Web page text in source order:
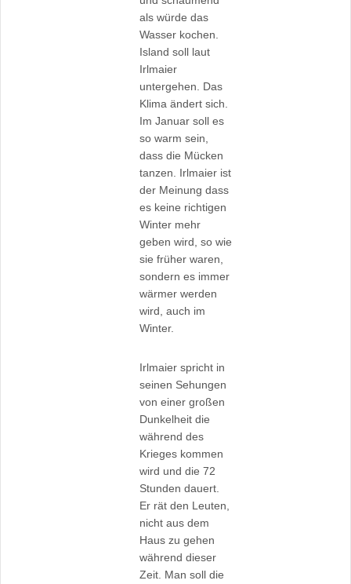
als würde das
Wasser kochen.
Island soll laut
Irlmaier
untergehen. Das
Klima ändert sich.
Im Januar soll es
so warm sein,
dass die Mücken
tanzen. Irlmaier ist
der Meinung dass
es keine richtigen
Winter mehr
geben wird, so wie
sie früher waren,
sondern es immer
wärmer werden
wird, auch im
Winter.
Irlmaier spricht in
seinen Sehungen
von einer großen
Dunkelheit die
während des
Krieges kommen
wird und die 72
Stunden dauert.
Er rät den Leuten,
nicht aus dem
Haus zu gehen
während dieser
Zeit. Man soll die